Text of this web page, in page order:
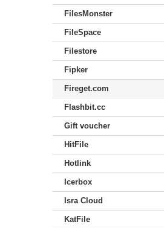
FilesMonster
FileSpace
Filestore
Fipker
Fireget.com
Flashbit.cc
Gift voucher
HitFile
Hotlink
Icerbox
Isra Cloud
KatFile